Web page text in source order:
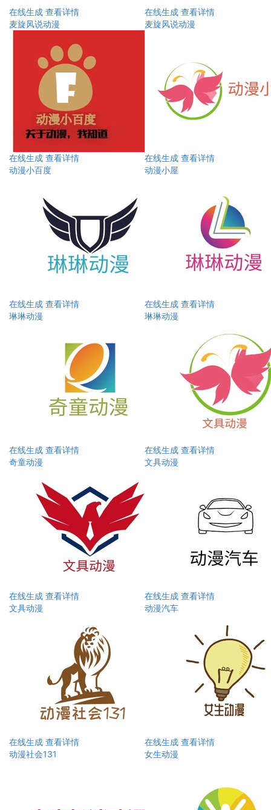
在线生成 查看详情
麦旋风说动漫
在线生成 查看详情
麦旋风说动漫
在线生成 查看详情
动漫小百度
在线生成 查看详情
动漫小屋
在线生成 查看详情
琳琳动漫
在线生成 查看详情
琳琳动漫
在线生成 查看详情
奇童动漫
在线生成 查看详情
文具动漫
在线生成 查看详情
文具动漫
在线生成 查看详情
动漫汽车
在线生成 查看详情
动漫社会131
在线生成 查看详情
女生动漫